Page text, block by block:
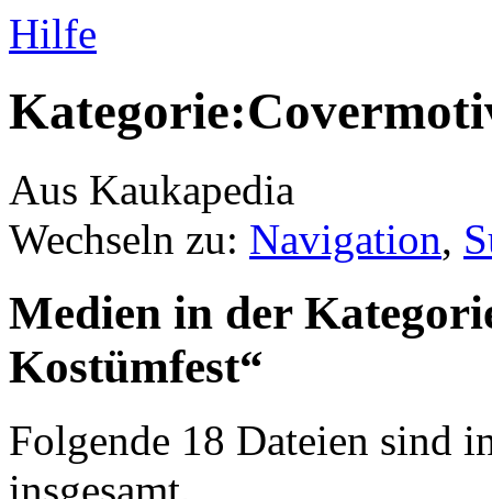
Hilfe
Aus Kaukapedia
Wechseln zu: Navigation,
Medien in der
Kostümfest“
Folgende 18 Dateien sind
insgesamt.